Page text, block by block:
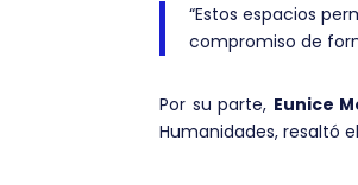
“Estos espacios
compromiso de
Por su parte, Eunice
Humanidades, resaltó